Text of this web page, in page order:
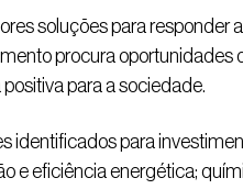
soluções para responder
procura oportunidades
para a sociedade.
identificados para
e eficiência energética;